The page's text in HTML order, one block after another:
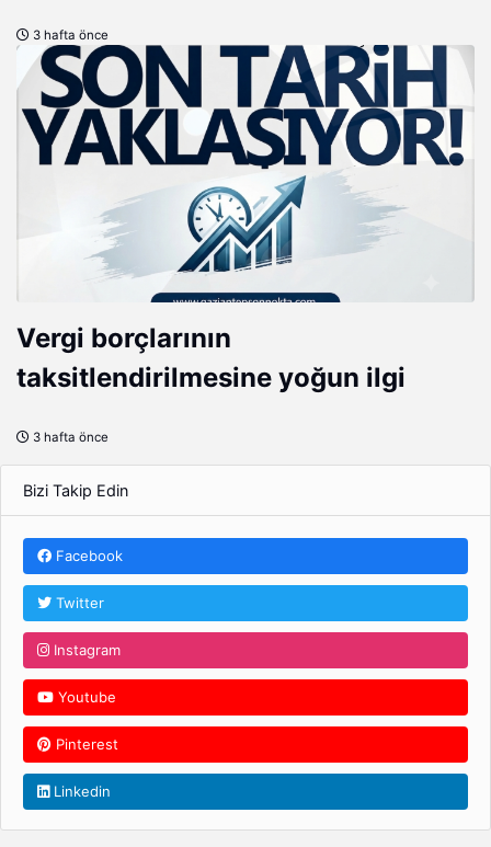
3 hafta önce
Vergi borçlarının
taksitlendirilmesine yoğun ilgi
3 hafta önce
Bizi Takip Edin
Facebook
Twitter
Instagram
Youtube
Pinterest
Linkedin